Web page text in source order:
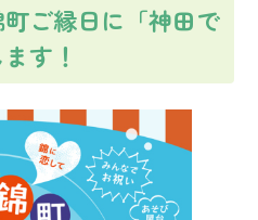
ご縁日に「神田で
す！